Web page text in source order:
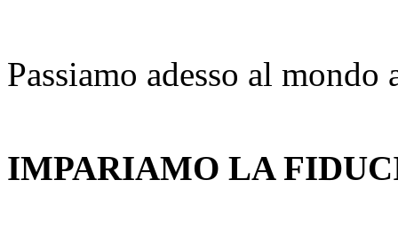
Passiamo adesso al mondo
IMPARIAMO LA